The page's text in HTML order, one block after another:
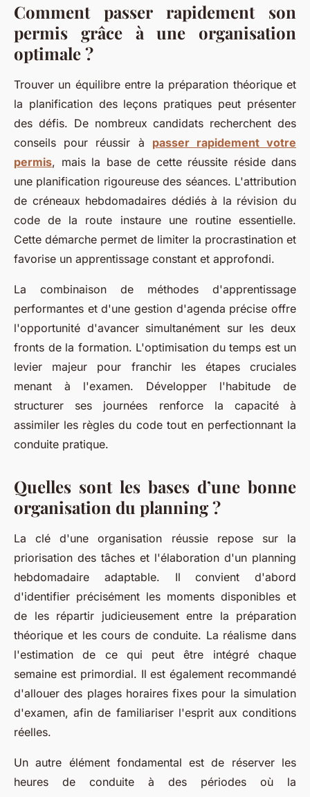
Comment passer rapidement son
permis grâce à une organisation
optimale ?
Trouver un équilibre entre la préparation théorique et
la planification des leçons pratiques peut présenter
des défis. De nombreux candidats recherchent des
conseils pour réussir à passer rapidement votre
permis, mais la base de cette réussite réside dans
une planification rigoureuse des séances. L'attribution
de créneaux hebdomadaires dédiés à la révision du
code de la route instaure une routine essentielle.
Cette démarche permet de limiter la procrastination et
favorise un apprentissage constant et approfondi.
La combinaison de méthodes d'apprentissage
performantes et d'une gestion d'agenda précise offre
l'opportunité d'avancer simultanément sur les deux
fronts de la formation. L'optimisation du temps est un
levier majeur pour franchir les étapes cruciales
menant à l'examen. Développer l'habitude de
structurer ses journées renforce la capacité à
assimiler les règles du code tout en perfectionnant la
conduite pratique.
Quelles sont les bases d’une bonne
organisation du planning ?
La clé d'une organisation réussie repose sur la
priorisation des tâches et l'élaboration d'un planning
hebdomadaire adaptable. Il convient d'abord
d'identifier précisément les moments disponibles et
de les répartir judicieusement entre la préparation
théorique et les cours de conduite. La réalisme dans
l'estimation de ce qui peut être intégré chaque
semaine est primordial. Il est également recommandé
d'allouer des plages horaires fixes pour la simulation
d'examen, afin de familiariser l'esprit aux conditions
réelles.
Un autre élément fondamental est de réserver les
heures de conduite à des périodes où la